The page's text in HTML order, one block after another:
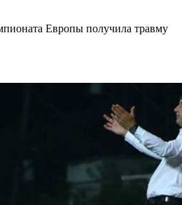
Европы получила травму